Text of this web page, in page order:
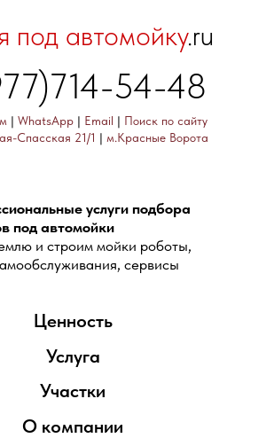
под автомойку.ru
услуги подбора
под автомойки
и строим мойки роботы,
сервисы
54-48
| WhatsApp| Email | Поиск по сайту
Спасская 21/1 | м.Красные Ворота
Ценность
Участки
О компании
Услуга